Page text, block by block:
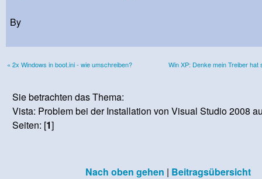
By
« 2x Windows in boot.ini - wie umschreiben? Win XP: Denke mein Treiber
Sie betrachten das Thema:
Vista: Problem bei der Installation von Visual Studio 2008
Seiten: [1]
Nach oben gehen | Beitragsübersicht